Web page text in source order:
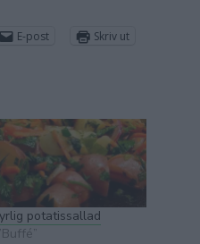
E-post Skriv ut
potatissallad